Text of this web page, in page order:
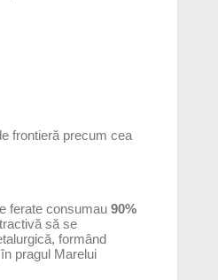
frontieră precum cea
ferate consumau 90%
să se
formând
pragul Marelui